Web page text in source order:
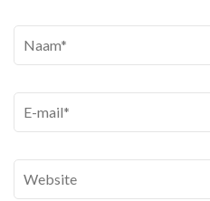
Naam*
E-
mail*
Website